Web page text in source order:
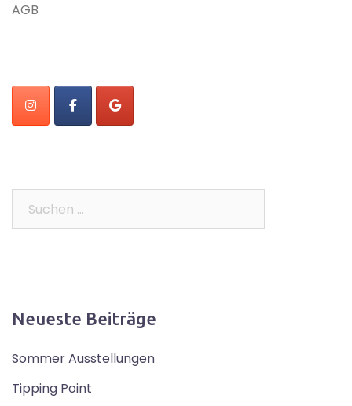
AGB
Neueste Beiträge
Sommer Ausstellungen
Tipping Point